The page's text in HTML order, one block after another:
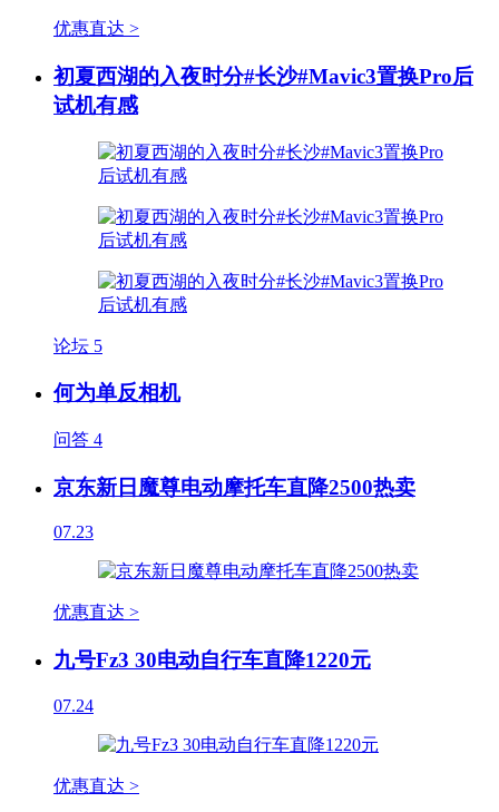
优惠直达 >
初夏西湖的入夜时分#长沙#Mavic3置换Pro后
试机有感
论坛 5
何为单反相机
问答 4
京东新日魔尊电动摩托车直降2500热卖
07.23
优惠直达 >
九号Fz3 30电动自行车直降1220元
07.24
优惠直达 >